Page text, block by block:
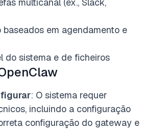
em agendamento e
do sistema e de ficheiros
: O sistema requer
incluindo a configuração
configuração do gateway e